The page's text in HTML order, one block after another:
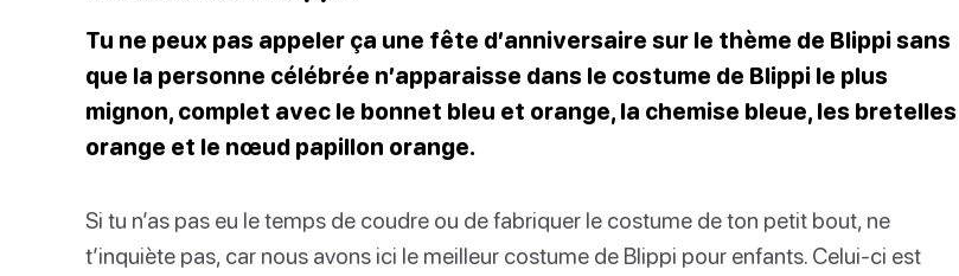
Tu ne peux pas appeler ça une fête d’anniversaire sur le thème de Blippi sans
que la personne célébrée n’apparaisse dans le costume de Blippi le plus
mignon, complet avec le bonnet bleu et orange, la chemise bleue, les bretelles
orange et le nœud papillon orange.
Si tu n’as pas eu le temps de coudre ou de fabriquer le costume de ton petit bout, ne
t’inquiète pas, car nous avons ici le meilleur costume de Blippi pour enfants. Celui-ci est